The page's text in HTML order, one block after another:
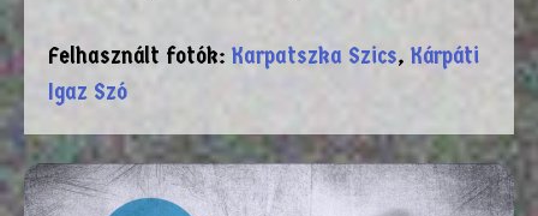
Felhasznált fotók: Karpatszka Szics, Kárpáti
Igaz Szó